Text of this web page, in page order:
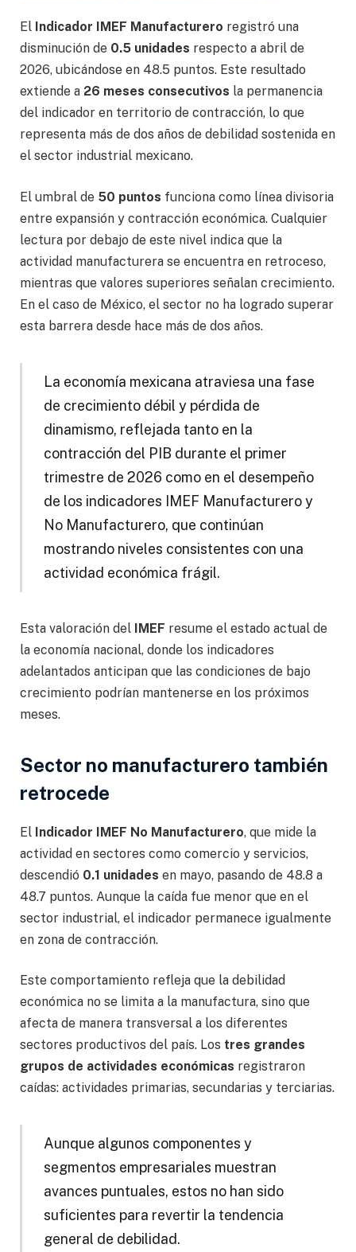
El Indicador IMEF Manufacturero registró una
disminución de 0.5 unidades respecto a abril de
2026, ubicándose en 48.5 puntos. Este resultado
extiende a 26 meses consecutivos la permanencia
del indicador en territorio de contracción, lo que
representa más de dos años de debilidad sostenida en
el sector industrial mexicano.
El umbral de 50 puntos funciona como línea divisoria
entre expansión y contracción económica. Cualquier
lectura por debajo de este nivel indica que la
actividad manufacturera se encuentra en retroceso,
mientras que valores superiores señalan crecimiento.
En el caso de México, el sector no ha logrado superar
esta barrera desde hace más de dos años.
La economía mexicana atraviesa una fase
de crecimiento débil y pérdida de
dinamismo, reflejada tanto en la
contracción del PIB durante el primer
trimestre de 2026 como en el desempeño
de los indicadores IMEF Manufacturero y
No Manufacturero, que continúan
mostrando niveles consistentes con una
actividad económica frágil.
Esta valoración del IMEF resume el estado actual de
la economía nacional, donde los indicadores
adelantados anticipan que las condiciones de bajo
crecimiento podrían mantenerse en los próximos
meses.
Sector no manufacturero también
retrocede
El Indicador IMEF No Manufacturero, que mide la
actividad en sectores como comercio y servicios,
descendió 0.1 unidades en mayo, pasando de 48.8 a
48.7 puntos. Aunque la caída fue menor que en el
sector industrial, el indicador permanece igualmente
en zona de contracción.
Este comportamiento refleja que la debilidad
económica no se limita a la manufactura, sino que
afecta de manera transversal a los diferentes
sectores productivos del país. Los tres grandes
grupos de actividades económicas registraron
caídas: actividades primarias, secundarias y terciarias.
Aunque algunos componentes y
segmentos empresariales muestran
avances puntuales, estos no han sido
suficientes para revertir la tendencia
general de debilidad.